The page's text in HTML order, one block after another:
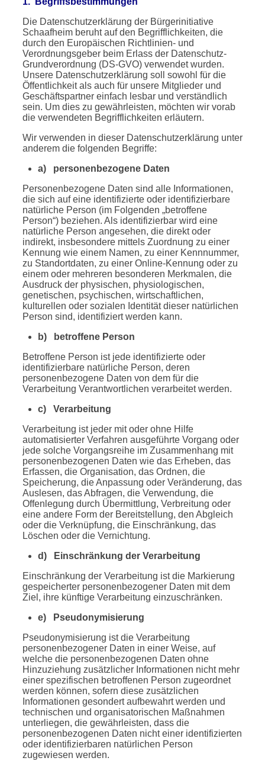
Die Datenschutzerklärung der Bürgerinitiative
Schaafheim beruht auf den Begrifflichkeiten, die
durch den Europäischen Richtlinien- und
Verordnungsgeber beim Erlass der Datenschutz-
Grundverordnung (DS-GVO) verwendet wurden.
Unsere Datenschutzerklärung soll sowohl für die
Öffentlichkeit als auch für unsere Mitglieder und
Geschäftspartner einfach lesbar und verständlich
sein. Um dies zu gewährleisten, möchten wir vorab
die verwendeten Begrifflichkeiten erläutern.
Wir verwenden in dieser Datenschutzerklärung unter
anderem die folgenden Begriffe:
a) personenbezogene Daten
Personenbezogene Daten sind alle Informationen,
die sich auf eine identifizierte oder identifizierbare
natürliche Person (im Folgenden „betroffene
Person“) beziehen. Als identifizierbar wird eine
natürliche Person angesehen, die direkt oder
indirekt, insbesondere mittels Zuordnung zu einer
Kennung wie einem Namen, zu einer Kennnummer,
zu Standortdaten, zu einer Online-Kennung oder zu
einem oder mehreren besonderen Merkmalen, die
Ausdruck der physischen, physiologischen,
genetischen, psychischen, wirtschaftlichen,
kulturellen oder sozialen Identität dieser natürlichen
Person sind, identifiziert werden kann.
b) betroffene Person
Betroffene Person ist jede identifizierte oder
identifizierbare natürliche Person, deren
personenbezogene Daten von dem für die
Verarbeitung Verantwortlichen verarbeitet werden.
c) Verarbeitung
Verarbeitung ist jeder mit oder ohne Hilfe
automatisierter Verfahren ausgeführte Vorgang oder
jede solche Vorgangsreihe im Zusammenhang mit
personenbezogenen Daten wie das Erheben, das
Erfassen, die Organisation, das Ordnen, die
Speicherung, die Anpassung oder Veränderung, das
Auslesen, das Abfragen, die Verwendung, die
Offenlegung durch Übermittlung, Verbreitung oder
eine andere Form der Bereitstellung, den Abgleich
oder die Verknüpfung, die Einschränkung, das
Löschen oder die Vernichtung.
d) Einschränkung der Verarbeitung
Einschränkung der Verarbeitung ist die Markierung
gespeicherter personenbezogener Daten mit dem
Ziel, ihre künftige Verarbeitung einzuschränken.
e) Pseudonymisierung
Pseudonymisierung ist die Verarbeitung
personenbezogener Daten in einer Weise, auf
welche die personenbezogenen Daten ohne
Hinzuziehung zusätzlicher Informationen nicht mehr
einer spezifischen betroffenen Person zugeordnet
werden können, sofern diese zusätzlichen
Informationen gesondert aufbewahrt werden und
technischen und organisatorischen Maßnahmen
unterliegen, die gewährleisten, dass die
personenbezogenen Daten nicht einer identifizierten
oder identifizierbaren natürlichen Person
zugewiesen werden.